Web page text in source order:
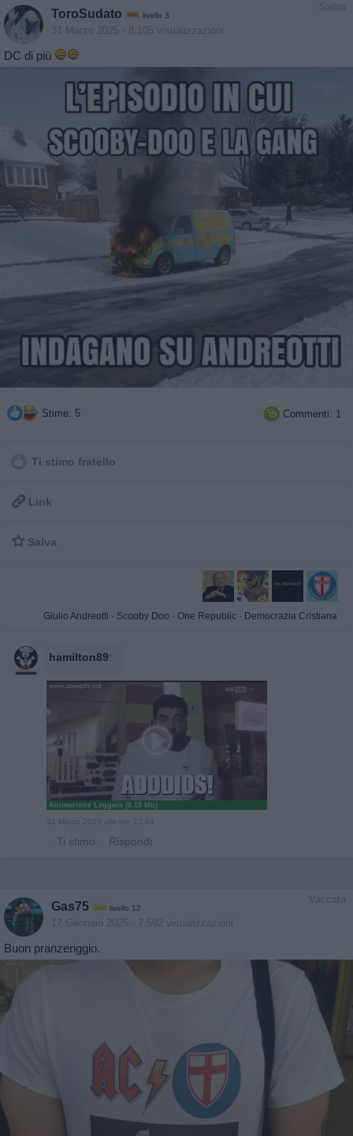
Satira
ToroSudato livello 3
31 Marzo 2025 - 8.105 visualizzazioni
DC di più
Stime: 5  Commenti: 1
Ti stimo fratello
 Link
 Salva
Giulio Andreotti · Scooby Doo · One Republic · Democrazia Cristiana
hamilton89:
Animazione Leggera (0.19 Mb)
31 Marzo 2025 alle ore 13:44
· Ti stimo · Rispondi
Vaccata
Gas75 livello 12
17 Gennaio 2025 - 7.592 visualizzazioni
Buon pranzeriggio.